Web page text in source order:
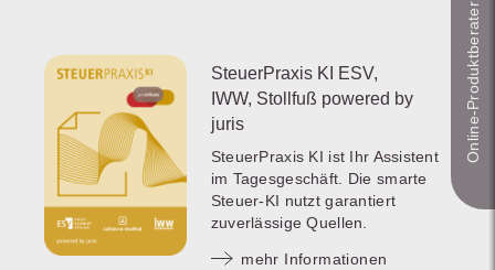
SteuerPraxis KI ESV,
IWW, Stollfuß powered by
juris
SteuerPraxis KI ist Ihr Assistent
im Tagesgeschäft. Die smarte
Steuer-KI nutzt garantiert
zuverlässige Quellen.
mehr Informationen
Online-Produkt­berater